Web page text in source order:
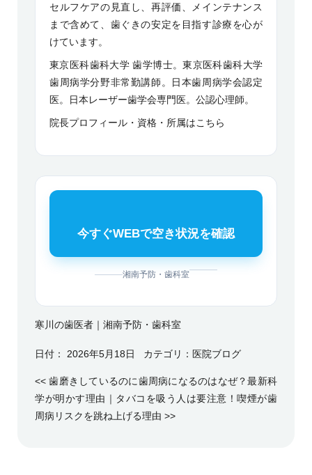
セルフケアの見直し、再評価、メインテナンス
まで含めて、歯ぐきの安定を目指す診療を心が
けています。
東京医科歯科大学 歯学博士。東京医科歯科大学
歯周病学分野非常勤講師。日本歯周病学会認定
医。日本レーザー歯学会専門医。公認心理師。
院長プロフィール・資格・所属はこちら
今すぐWEBで空き状況を確認
湘南予防・歯科室
寒川の歯医者｜湘南予防・歯科室
日付： 2026年5月18日 カテゴリ： 医院ブログ
<< 歯磨きしているのに歯周病になるのはなぜ？最新科
学が明かす理由 ｜ タバコを吸う人は要注意！喫煙が歯
周病リスクを跳ね上げる理由 >>